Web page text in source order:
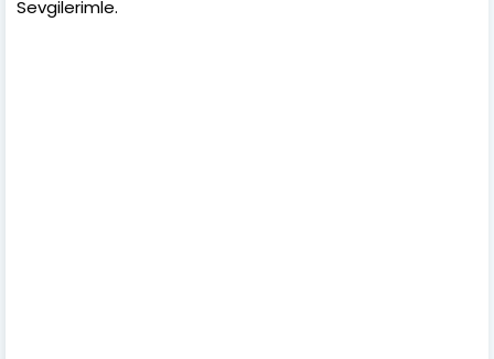
Sevgilerimle.